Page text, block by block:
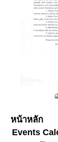
หน้าหลัก
Events